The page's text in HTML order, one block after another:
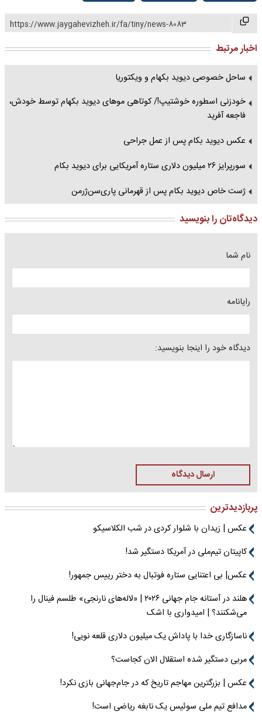
https://www.jaygahevizheh.ir/fa/tiny/news-8083
اخبار مرتبط
ساحل خصوصی دیوید بکهام و ویکتوریا
خودزنی اسطوره خوشتیپ!/ کوتاهی موهای دیوید بکهام توسط خودش،
فاجعه آفرید
عکس دیوید بکام پس از عمل جراحی
سورپرایز ۲۶ میلیون دلاری ستاره آمریکایی برای دیوید بکام
ژست خاص دیوید بکام پس از قهرمانی پاری‌سن‌ژرمن
دیدگاه‌تان را بنویسید
نام شما
رایانامه
دیدگاه خود را اینجا بنویسید:
ارسال دیدگاه
پربازدیدترین
عکس | زیدان با شلوار کردی در شب الکلاسیکو
کاپیتان تیم‌ملی در آمریکا دستگیر شد!
عکس| بی اعتنایی ستاره فوتبال به دختر رییس جمهور!
هلند در آستانه جام جهانی ۲۰۲۶ | «لاله‌های نارنجی» طلسم فینال را
می‌شکنند؟ | امیدواری با اشک
ناسازگاری خدا با پاداش یک میلیون دلاری قلعه نویی!
مربی دستگیر شده استقلال الان کجاست؟
عکس | بزرگترین مهاجم تاریخ که در جام‌جهانی بازی نکرد!
مدافع تیم ملی سوئیس یک نابغه ریاضی است!